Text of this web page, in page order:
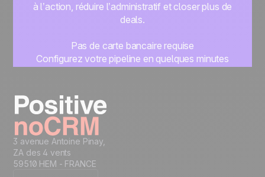
à l’action, réduire l’administratif et closer plus de
deals.
Pas de carte bancaire requise
Configurez votre pipeline en quelques minutes
3 avenue Antoine Pinay,
ZA des 4 vents
59510 HEM - FRANCE